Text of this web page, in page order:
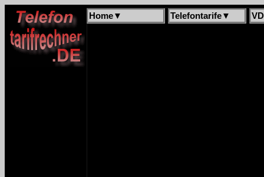
Home▼ Telefontarife▼